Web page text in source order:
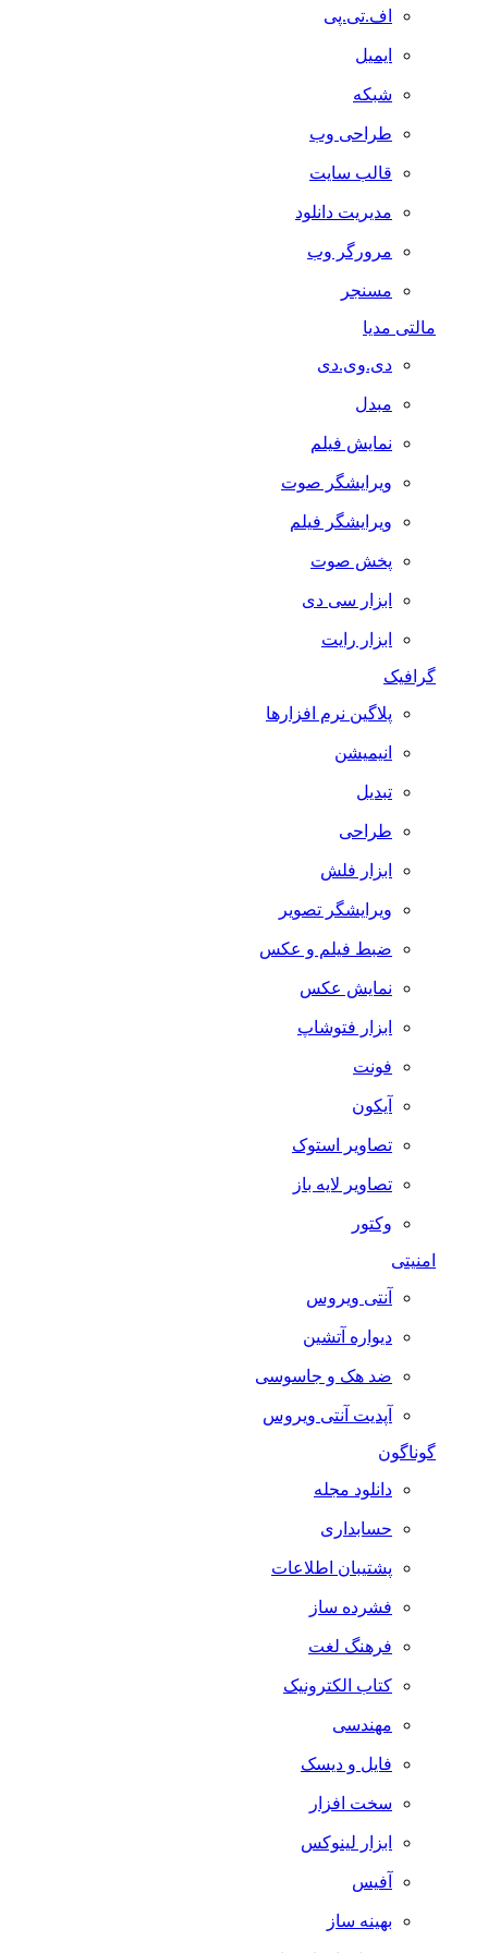
اف.تی.پی
ایمیل
شبکه
طراحی وب
قالب سایت
مدیریت دانلود
مرورگر وب
مسنجر
مالتی مدیا
دی.وی.دی
مبدل
نمایش فیلم
ویرایشگر صوت
ویرایشگر فیلم
پخش صوت
ابزار سی دی
ابزار رایت
گرافیک
پلاگین نرم افزارها
انیمیشن
تبدیل
طراحی
ابزار فلش
ویرایشگر تصویر
ضبط فيلم و عكس
نمایش عکس
ابزار فتوشاپ
فونت
آیکون
تصاویر استوک
تصاویر لایه باز
وکتور
آنتی ویروس
دیواره آتشین
ضد هک و جاسوسی
آپدیت آنتی ویروس
گوناگون
دانلود مجله
حسابداری
پشتیبان اطلاعات
فشرده ساز
فرهنگ لغت
کتاب الکترونیک
مهندسی
فایل و دیسک
سخت افزار
ابزار لینوکس
آفیس
بهینه ساز